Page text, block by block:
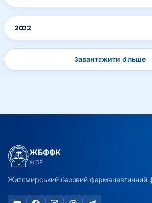
2022
Завантажити більше
ЖБФФК
ЖОР
Житомирський базовий фармацевтичний